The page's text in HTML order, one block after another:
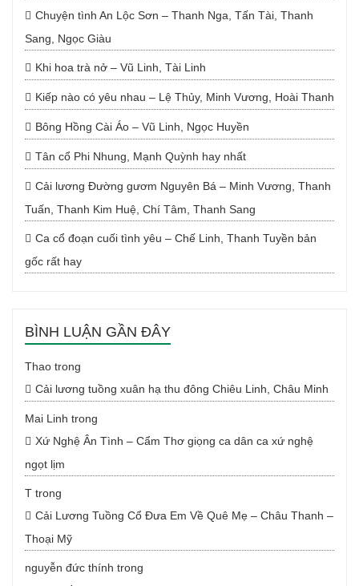
Chuyện tình An Lộc Sơn – Thanh Nga, Tấn Tài, Thanh
Sang, Ngọc Giàu
Khi hoa trà nở – Vũ Linh, Tài Linh
Kiếp nào có yêu nhau – Lệ Thủy, Minh Vương, Hoài Thanh
Bông Hồng Cài Áo – Vũ Linh, Ngọc Huyền
Tân cổ Phi Nhung, Mạnh Quỳnh hay nhất
Cải lương Đường gươm Nguyên Bá – Minh Vương, Thanh
Tuấn, Thanh Kim Huệ, Chí Tâm, Thanh Sang
Ca cổ đoạn cuối tình yêu – Chế Linh, Thanh Tuyền bản
gốc rất hay
BÌNH LUẬN GẦN ĐÂY
Thao trong
Cải lương tuồng xuân hạ thu đông Chiêu Linh, Châu Minh
Mai Linh trong
Xứ Nghệ Ân Tình – Cẩm Thơ giọng ca dân ca xứ nghệ
ngọt lịm
T trong
Cải Lương Tuồng Cổ Đưa Em Về Quê Mẹ – Châu Thanh –
Thoại Mỹ
nguyễn đức thính trong